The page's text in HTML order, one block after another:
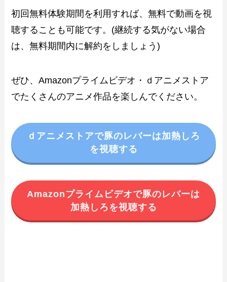
初回無料体験期間を利用すれば、無料で動画を視
聴することも可能です。(継続する気がない場合
は、無料期間内に解約をしましょう)
ぜひ、Amazonプライムビデオ・ｄアニメストア
でたくさんのアニメ作品を楽しんでください。
ｄアニメストアで豚のレバーは加熱しろ
を視聴する
Amazonプライムビデオで豚のレバーは
加熱しろを視聴する